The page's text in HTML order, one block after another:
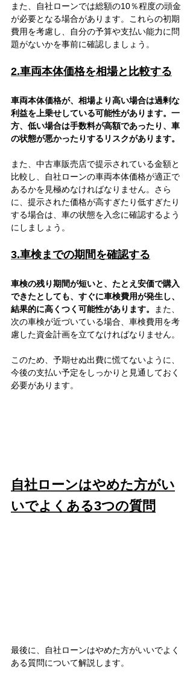
また、自社ローンでは総額の10％程度の頭金
が必要となる場合があります。これらの初期
費用を考慮し、自分の予算や支払い能力に問
題がないかを事前に確認しましょう。
2.車両本体価格を相場と比較する
車両本体価格が、相場より高い場合は過剰な
利益を上乗せしている可能性があります。一
方、低い場合は手数料が高額であったり、車
の状態が悪かったりするリスクがあります。
また、中古車販売店で提示されている金額と
比較し、自社ローンの車両本体価格が適正で
あるかを見極めなければなりません。さら
に、提示された価格が高すぎたり低すぎたり
する場合は、車の状態を入念に確認するよう
にしましょう。
3.車検までの期間を確認する
車検の残り期間が短いと、たとえ安価で購入
できたとしても、すぐに車検費用が発生し、
結果的に高くつく可能性があります。
また、
次の車検が近づいている場合、車検費用を考
慮した資金計画を立てなければなりません。
このため、予期せぬ出費に慌てないように、
今後の支払い予定をしっかりと見通しておく
必要があります。
自社ローンはやめた方がい
いでよくある3つの質問
最後に、自社ローンはやめた方がいいでよく
ある質問について解説します。